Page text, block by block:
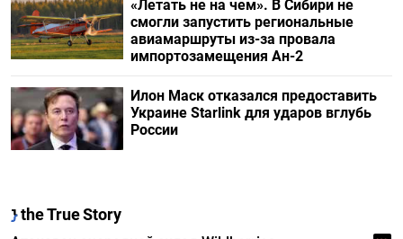
«Летать не на чем». В Сибири не
смогли запустить региональные
авиамаршруты из-за провала
импортозамещения Ан-2
Илон Маск отказался предоставить
Украине Starlink для ударов вглубь
России